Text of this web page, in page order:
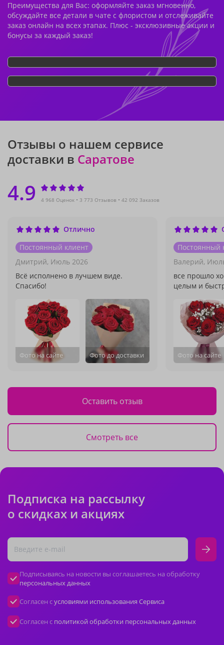
Преимущества для Вас: оформляйте заказ мгновенно,
обсуждайте все детали в чате с флористом и отслеживайте
заказ онлайн на всех этапах. Плюс - эксклюзивные акции и
бонусы за каждый заказ!
Отзывы о нашем сервисе
доставки в Саратове
4.9 4 968 Оценок 3 773 Отзывов 42 092 Заказов
Отлично
Постоянный клиент
Дмитрий, Июль 2026
Всё исполнено в лучшем виде.
Спасибо!
Фото на сайте Фото до доставки
Постоянный
Валерий,
все прошло
целым и
Фото на сайте
Оставить отзыв
Смотреть все
Подписка на рассылку
о скидках и акциях
Подписываясь на новости вы соглашаетесь на обработку
персональных данных
Согласен сусловиями использования Сервиса
Согласен с политикой обработки персональных данных